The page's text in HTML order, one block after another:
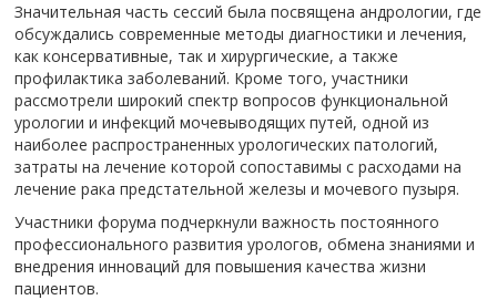
Значительная часть сессий была посвящена андрологии, где
обсуждались современные методы диагностики и лечения,
как консервативные, так и хирургические, а также
профилактика заболеваний. Кроме того, участники
рассмотрели широкий спектр вопросов функциональной
урологии и инфекций мочевыводящих путей, одной из
наиболее распространенных урологических патологий,
затраты на лечение которой сопоставимы с расходами на
лечение рака предстательной железы и мочевого пузыря.
Участники форума подчеркнули важность постоянного
профессионального развития урологов, обмена знаниями и
внедрения инноваций для повышения качества жизни
пациентов.